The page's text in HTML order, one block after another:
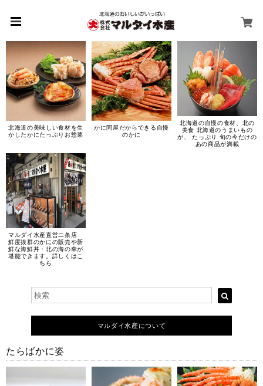
北海道の美味しい食材を生
かしたかにたっぷりお惣菜
かに問屋だからできる自慢
のかに
北海道の自慢の食材、北の
美食 北海道のうまいもの
が、 たっぷり 旬の今だけの
あの商品が満載
マルダイ水産直営二条店
鮮度抜群のかにの販売や新
鮮な海鮮丼・北の海の幸が
堪能できます。詳しくはこ
ちら
マルダイ水産について
たらばかに姿